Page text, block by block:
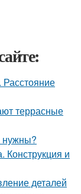
Расстояние
террасные
нужны?
Конструкция и
деталей